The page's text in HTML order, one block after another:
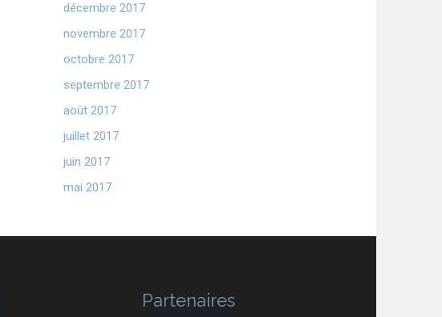
décembre 2017
novembre 2017
octobre 2017
septembre 2017
août 2017
juillet 2017
juin 2017
mai 2017
Partenaires